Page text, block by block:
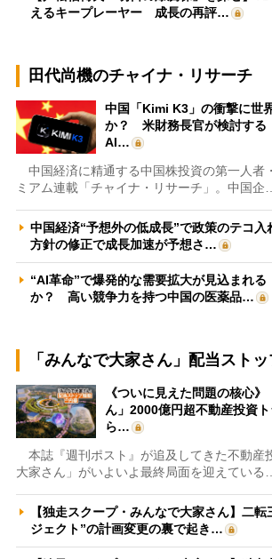
えるキープレーヤー 成長の再評…
田代尚機のチャイナ・リサーチ
中国「Kimi K3」の衝撃に世
か？ 米財務長官が検討する
AI…
中国経済に精通する中国株投資の第一人者
ミアム連載「チャイナ・リサーチ」。中国企…
中国経済“予想外の低成長”で政策のテコ
方針の修正で成長加速が予想さ…
“AI革命”で爆発的な需要拡大が見込まれる
か？ 高い競争力を持つ中国の医薬品…
「みんなで大家さん」配当スト
《ついに見えた問題の核心
ん」2000億円超不動産投資ト
ら…
本誌『週刊ポスト』が追及してきた不動産
大家さん」がいよいよ最終局面を迎えている…
【独走スクープ・みんなで大家さん】二転
ジェクト”の計画変更の裏で起き…